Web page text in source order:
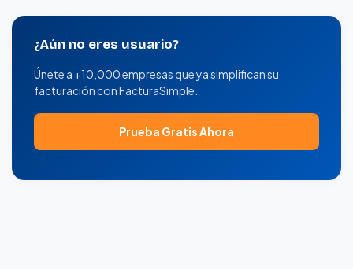
¿Aún no eres usuario?
Únete a +10,000 empresas que ya simplifican su
facturación con FacturaSimple.
Prueba Gratis Ahora